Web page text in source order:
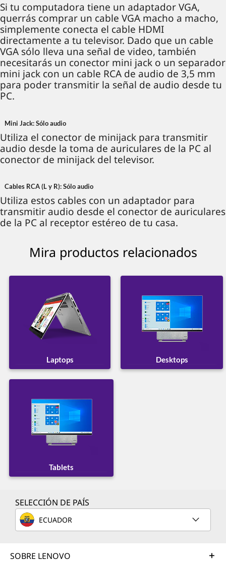
Si tu computadora tiene un adaptador VGA,
querrás comprar un cable VGA macho a macho,
simplemente conecta el cable HDMI
directamente a tu televisor. Dado que un cable
VGA sólo lleva una señal de video, también
necesitarás un conector mini jack o un separador
mini jack con un cable RCA de audio de 3,5 mm
para poder transmitir la señal de audio desde tu
PC.
Mini Jack: Sólo audio
Utiliza el conector de minijack para transmitir
audio desde la toma de auriculares de la PC al
conector de minijack del televisor.
Cables RCA (L y R): Sólo audio
Utiliza estos cables con un adaptador para
transmitir audio desde el conector de auriculares
de la PC al receptor estéreo de tu casa.
Mira productos relacionados
Laptops Desktops
Tablets
SELECCIÓN DE PAÍS
ECUADOR
SOBRE LENOVO